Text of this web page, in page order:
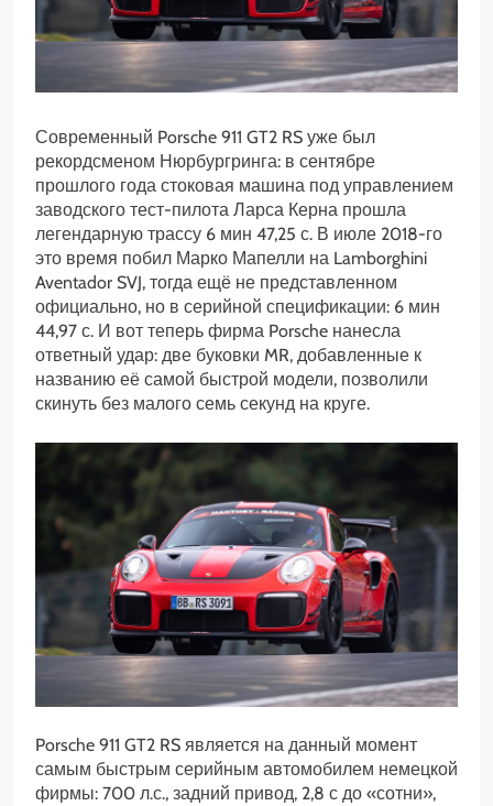
Современный Porsche 911 GT2 RS уже был
рекордсменом Нюрбургринга: в сентябре
прошлого года стоковая машина под управлением
заводского тест-пилота Ларса Керна прошла
легендарную трассу 6 мин 47,25 с. В июле 2018-го
это время побил Марко Мапелли на Lamborghini
Aventador SVJ, тогда ещё не представленном
официально, но в серийной спецификации: 6 мин
44,97 с. И вот теперь фирма Porsche нанесла
ответный удар: две буковки MR, добавленные к
названию её самой быстрой модели, позволили
скинуть без малого семь секунд на круге.
Porsche 911 GT2 RS является на данный момент
самым быстрым серийным автомобилем немецкой
фирмы: 700 л.с., задний привод, 2,8 с до «сотни»,